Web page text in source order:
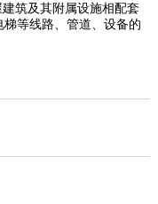
筑及其附属设施相配套
等线路、管道、设备的